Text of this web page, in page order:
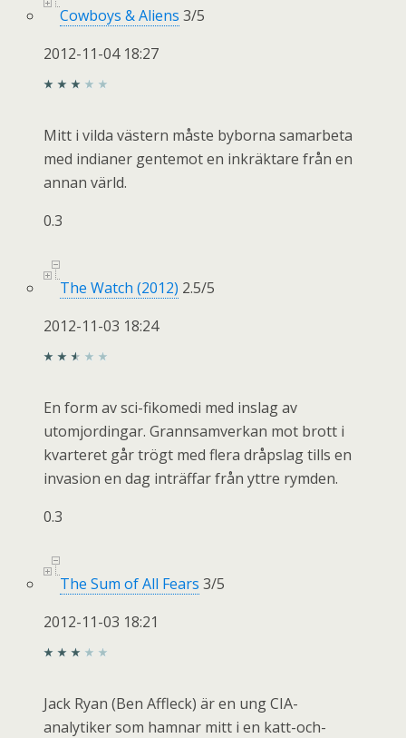
Cowboys & Aliens 3/5
2012-11-04 18:27
Mitt i vilda västern måste byborna samarbeta
med indianer gentemot en inkräktare från en
annan värld.
0.3
The Watch (2012) 2.5/5
2012-11-03 18:24
En form av sci-fikomedi med inslag av
utomjordingar. Grannsamverkan mot brott i
kvarteret går trögt med flera dråpslag tills en
invasion en dag inträffar från yttre rymden.
0.3
The Sum of All Fears 3/5
2012-11-03 18:21
Jack Ryan (Ben Affleck) är en ung CIA-
analytiker som hamnar mitt i en katt-och-